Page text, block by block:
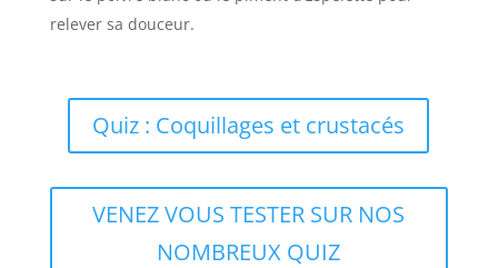
relever sa douceur.
Quiz : Coquillages et crustacés
VENEZ VOUS TESTER SUR NOS
NOMBREUX QUIZ